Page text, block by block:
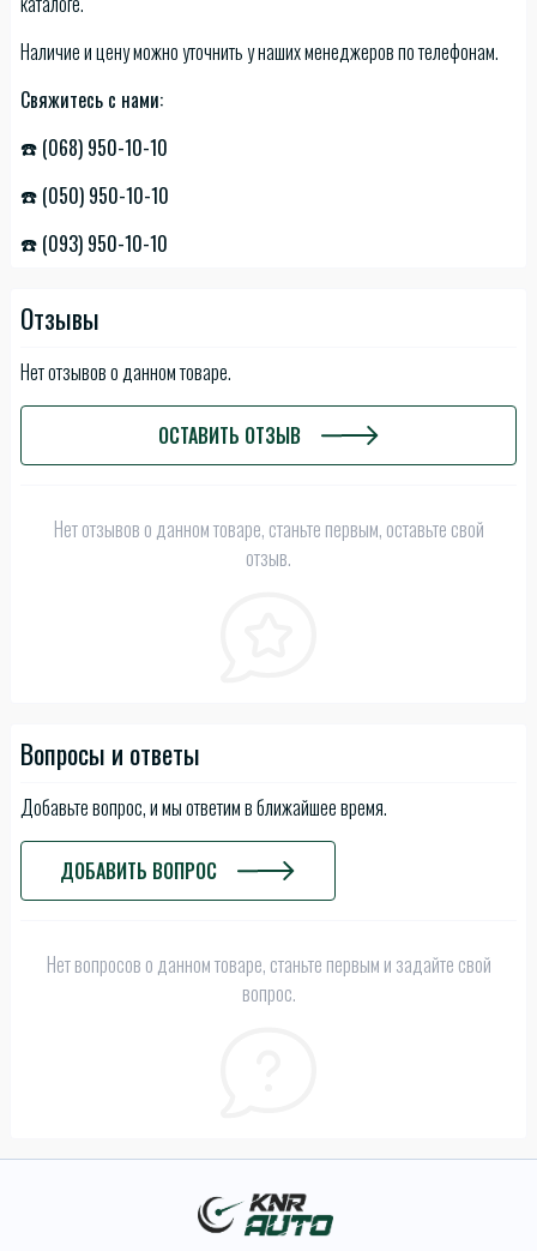
Наличие и цену можно уточнить у наших менеджеров по телефонам.
Свяжитесь с нами:
☎️ (068) 950-10-10
☎️ (050) 950-10-10
☎️ (093) 950-10-10
Отзывы
Нет отзывов о данном товаре.
ОСТАВИТЬ ОТЗЫВ
Нет отзывов о данном товаре, станьте первым, оставьте свой
отзыв.
Вопросы и ответы
Добавьте вопрос, и мы ответим в ближайшее время.
ДОБАВИТЬ ВОПРОС
Нет вопросов о данном товаре, станьте первым и задайте свой
вопрос.